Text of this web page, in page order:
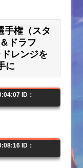
手権（スタ
ドラフ
レンジを
に
ID：
ID：